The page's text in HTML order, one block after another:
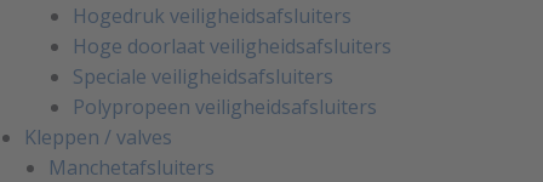
Hogedruk veiligheidsafsluiters
Hoge doorlaat veiligheidsafsluiters
Speciale veiligheidsafsluiters
Polypropeen veiligheidsafsluiters
Kleppen / valves
Manchetafsluiters